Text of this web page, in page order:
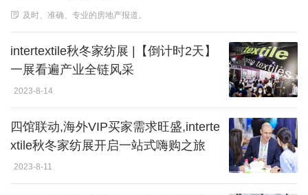
 及时、准确、专业的房地产报道。
intertextile秋冬家纺展 |【倒计时2天】
一展看遍产业全链风采
2023-8-14
四馆联动,海外VIP买家需求旺盛,interte
xtile秋冬家纺展开启一站式嗨购之旅
2023-8-11